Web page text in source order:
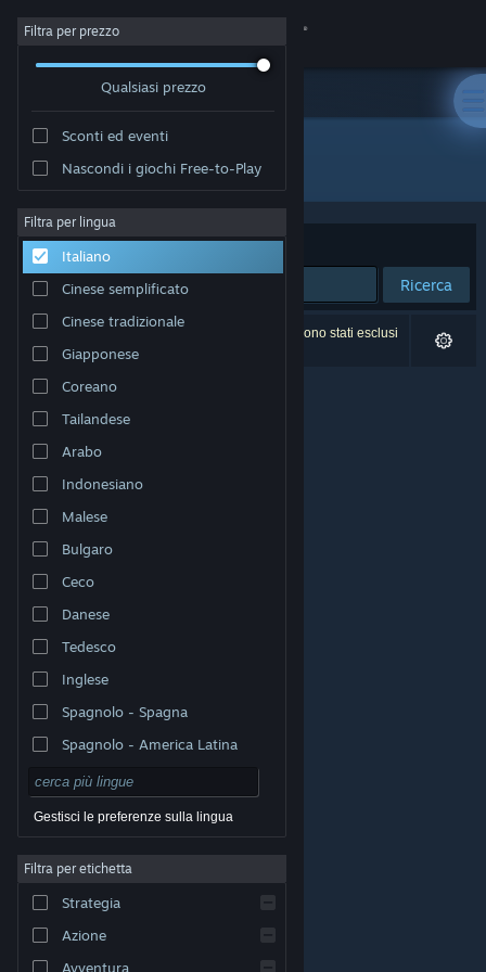
Accedi
Informazioni
Assistenza
Cambia la lingua
Ottieni l'app mobile di Steam
Visualizza il sito web per desktop
appartengono ai rispettivi proprietari negli Stati Uniti e
legali|
Steam| Rimborsi|
Filtra per prezzo
Qualsiasi prezzo
Sconti ed eventi
Nascondi i giochi Free-to-Play
Filtra per lingua
Italiano
Cinese semplificato
Cinese tradizionale
Giapponese
Coreano
Tailandese
Arabo
Indonesiano
Malese
Bulgaro
Ceco
Danese
Tedesco
Inglese
Spagnolo - Spagna
Spagnolo - America Latina
Gestisci le preferenze sulla lingua
Filtra per etichetta
Strategia
Azione
Avventura
Tutti i prodotti
Ordina per Rilevanza
Ricerca
0 risultati corrispondono alla tua ricerca. 2 titoli sono stati esclusi
in base alle tue preferenze.